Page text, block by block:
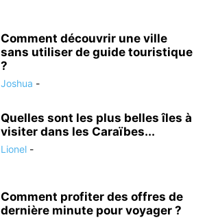
Comment découvrir une ville
sans utiliser de guide touristique
?
Joshua -
Quelles sont les plus belles îles à
visiter dans les Caraïbes...
Lionel -
Comment profiter des offres de
dernière minute pour voyager ?